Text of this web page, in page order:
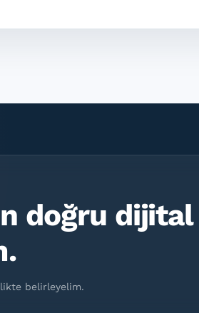
doğru dijital
belirleyelim.